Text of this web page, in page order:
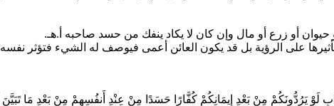
أو زرع أو مال وإن كان لا يكاد ينفك من حسد صاحبه أ.هـ.
على الرؤية بل قد يكون العائن أعمى فيوصف له الشيء فتؤثر
لَوْ يَرُدُّونَكُمْ مِنْ بَعْدِ إِيمَانِكُمْ كُفَّارًا حَسَدًا مِنْ عِنْدِ أَنفُسِهِمْ مِنْ بَعْدِ مَا